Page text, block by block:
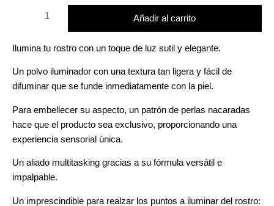
Añadir al carrito
Ilumina tu rostro con un toque de luz sutil y elegante.
Un polvo iluminador con una textura tan ligera y fácil de
difuminar que se funde inmediatamente con la piel.
Para embellecer su aspecto, un patrón de perlas nacaradas
hace que el producto sea exclusivo, proporcionando una
experiencia sensorial única.
Un aliado multitasking gracias a su fórmula versátil e
impalpable.
Un imprescindible para realzar los puntos a iluminar del rostro: